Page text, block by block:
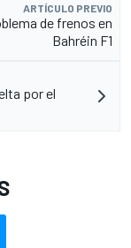
ARTÍCULO PREVIO
de frenos en
Bahréin F1
por el